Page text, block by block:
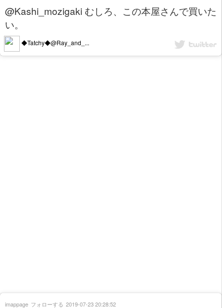
@Kashi_mozigaki むしろ、この本屋さんで買いた
い。
◆Tatchy◆@Ray_and_...
imappage フォローする 2019-07-23 20:28:52